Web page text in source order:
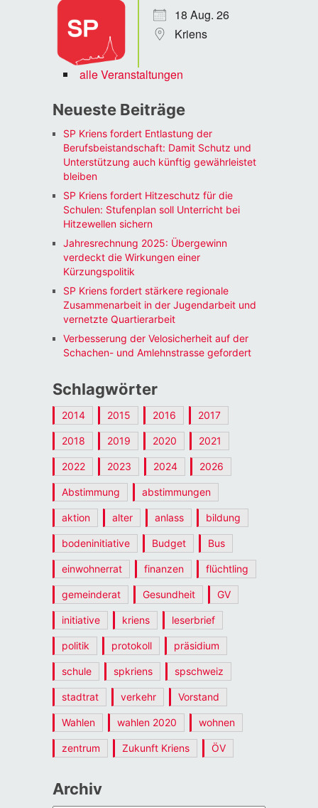
18 Aug. 26
Kriens
alle Veranstaltungen
Neueste Beiträge
SP Kriens fordert Entlastung der
Berufsbeistandschaft: Damit Schutz und
Unterstützung auch künftig gewährleistet
bleiben
SP Kriens fordert Hitzeschutz für die
Schulen: Stufenplan soll Unterricht bei
Hitzewellen sichern
Jahresrechnung 2025: Übergewinn
verdeckt die Wirkungen einer
Kürzungspolitik
SP Kriens fordert stärkere regionale
Zusammenarbeit in der Jugendarbeit und
vernetzte Quartierarbeit
Verbesserung der Velosicherheit auf der
Schachen- und Amlehnstrasse gefordert
Schlagwörter
2014 2015 2016 2017
2018 2019 2020 2021
2022 2023 2024 2026
Abstimmung abstimmungen
aktion alter anlass bildung
bodeninitiative Budget Bus
einwohnerrat finanzen flüchtling
gemeinderat Gesundheit GV
initiative kriens leserbrief
politik protokoll präsidium
schule spkriens spschweiz
stadtrat verkehr Vorstand
Wahlen wahlen 2020 wohnen
zentrum Zukunft Kriens ÖV
Archiv